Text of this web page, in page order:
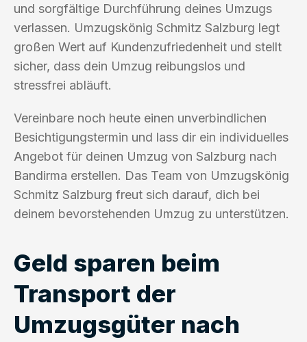
und sorgfältige Durchführung deines Umzugs
verlassen. Umzugskönig Schmitz Salzburg legt
großen Wert auf Kundenzufriedenheit und stellt
sicher, dass dein Umzug reibungslos und
stressfrei abläuft.
Vereinbare noch heute einen unverbindlichen
Besichtigungstermin und lass dir ein individuelles
Angebot für deinen Umzug von Salzburg nach
Bandirma erstellen. Das Team von Umzugskönig
Schmitz Salzburg freut sich darauf, dich bei
deinem bevorstehenden Umzug zu unterstützen.
Geld sparen beim
Transport der
Umzugsgüter nach